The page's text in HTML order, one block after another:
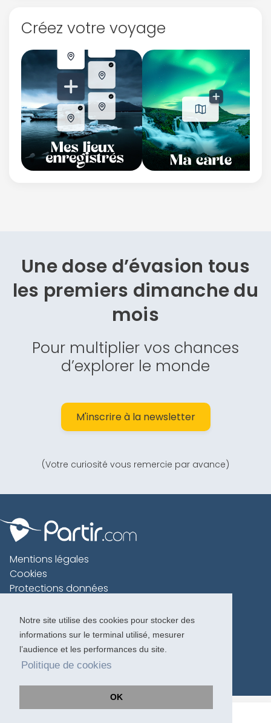
Notre site utilise des cookies pour stocker des
informations sur le terminal utilisé, mesurer
l’audience et les performances du site.
Politique de cookies
OK
Créez votre voyage
Une dose d’évasion tous
les premiers dimanche du
mois
Pour multiplier vos chances
d’explorer le monde
M'inscrire à la newsletter
(Votre curiosité vous remercie par avance)
Mentions légales
Cookies
Protections données
Charte voyageur
Copyright 1996-2026